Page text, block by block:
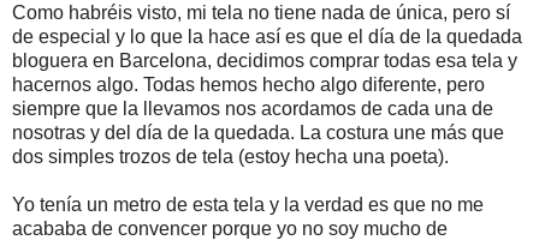
Como habréis visto, mi tela no tiene nada de única, pero sí
de especial y lo que la hace así es que el día de la quedada
bloguera en Barcelona, decidimos comprar todas esa tela y
hacernos algo. Todas hemos hecho algo diferente, pero
siempre que la llevamos nos acordamos de cada una de
nosotras y del día de la quedada. La costura une más que
dos simples trozos de tela (estoy hecha una poeta).
Yo tenía un metro de esta tela y la verdad es que no me
acababa de convencer porque yo no soy mucho de